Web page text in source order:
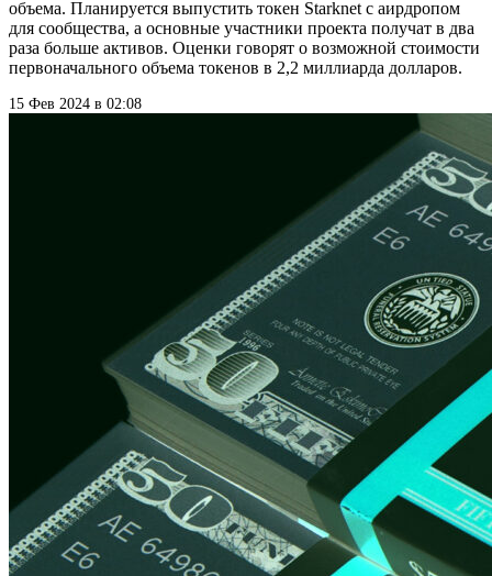
объема. Планируется выпустить токен Starknet с аирдропом
для сообщества, а основные участники проекта получат в два
раза больше активов. Оценки говорят о возможной стоимости
первоначального объема токенов в 2,2 миллиарда долларов.
15 Фев 2024 в 02:08